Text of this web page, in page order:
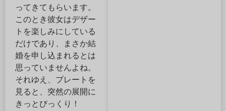
ってきてもらいます。
このとき彼女はデザー
トを楽しみにしている
だけであり、まさか結
婚を申し込まれるとは
思っていませんよね。
それゆえ、プレートを
見ると、突然の展開に
きっとびっくり！